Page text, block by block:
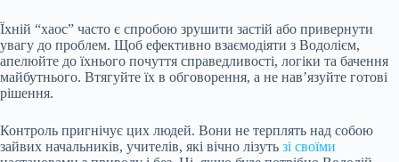
Їхній “хаос” часто є спробою зрушити застій або привернути
увагу до проблем. Щоб ефективно взаємодіяти з Водолієм,
апелюйте до їхнього почуття справедливості, логіки та бачення
майбутнього. Втягуйте їх в обговорення, а не нав’язуйте готові
рішення.
Контроль пригнічує цих людей. Вони не терплять над собою
зайвих начальників, учителів, які вічно лізуть зі своїми